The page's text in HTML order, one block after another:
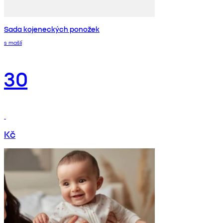
Sada kojeneckých ponožek
s mašlí
30
Kč